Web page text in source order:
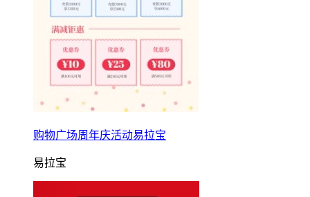
购物广场周年庆活动易拉宝
易拉宝